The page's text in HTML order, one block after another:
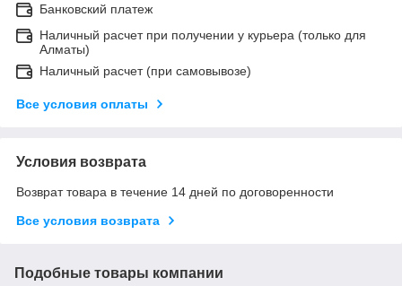
Банковский платеж
Наличный расчет при получении у курьера (только для
Алматы)
Наличный расчет (при самовывозе)
Все условия оплаты
Условия возврата
Возврат товара в течение 14 дней по договоренности
Все условия возврата
Подобные товары компании